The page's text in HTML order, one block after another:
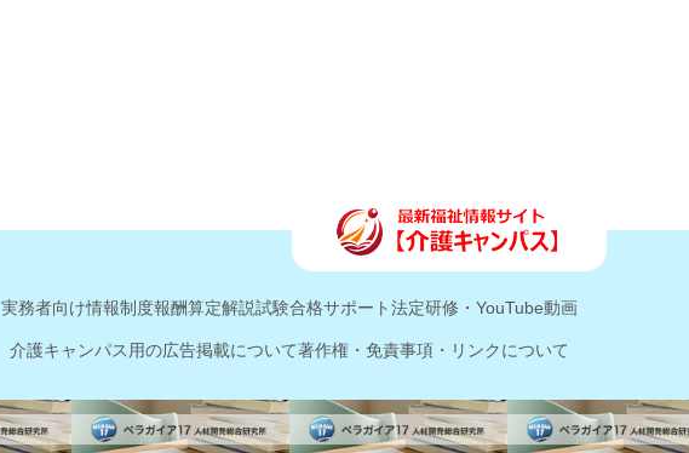
実務者向け情報制度報酬算定解説試験合格サポート法定研修・YouTube動画
介護キャンパス用の広告掲載について著作権・免責事項・リンクについて